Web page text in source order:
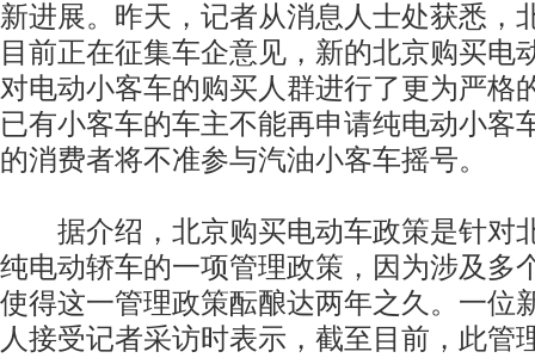
新进展。昨天，记者从消息人士处获悉，
目前正在征集车企意见，新的北京购买电
对电动小客车的购买人群进行了更为严格
已有小客车的车主不能再申请纯电动小客
的消费者将不准参与汽油小客车摇号。
据介绍，北京购买电动车政策是针对
纯电动轿车的一项管理政策，因为涉及多
使得这一管理政策酝酿达两年之久。一位
人接受记者采访时表示，截至目前，此管